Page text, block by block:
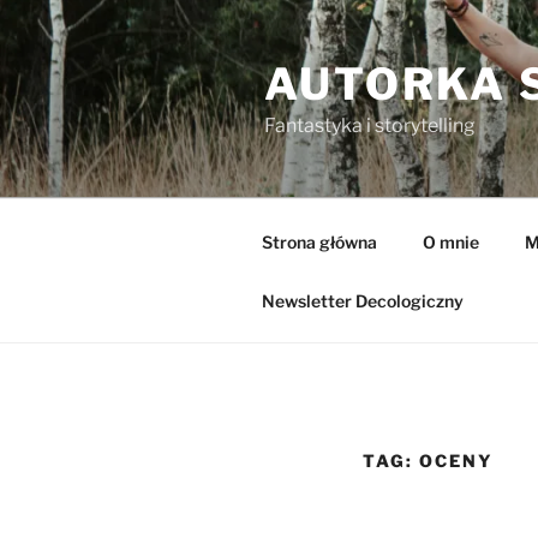
Przejdź
do
treści
AUTORKA
Fantastyka i storytelling
Strona główna O mnie
Newsletter Decologiczny
TAG: OCENY